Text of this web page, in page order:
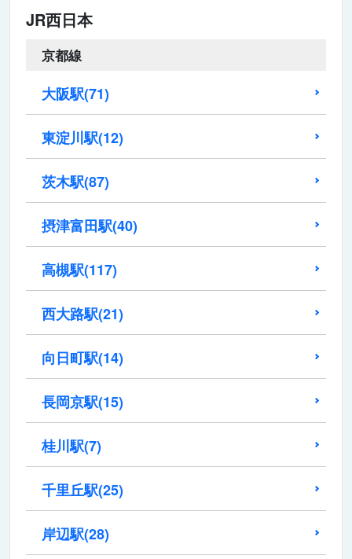
JR西日本
京都線
大阪駅(71)
東淀川駅(12)
茨木駅(87)
摂津富田駅(40)
高槻駅(117)
西大路駅(21)
向日町駅(14)
長岡京駅(15)
桂川駅(7)
千里丘駅(25)
岸辺駅(28)